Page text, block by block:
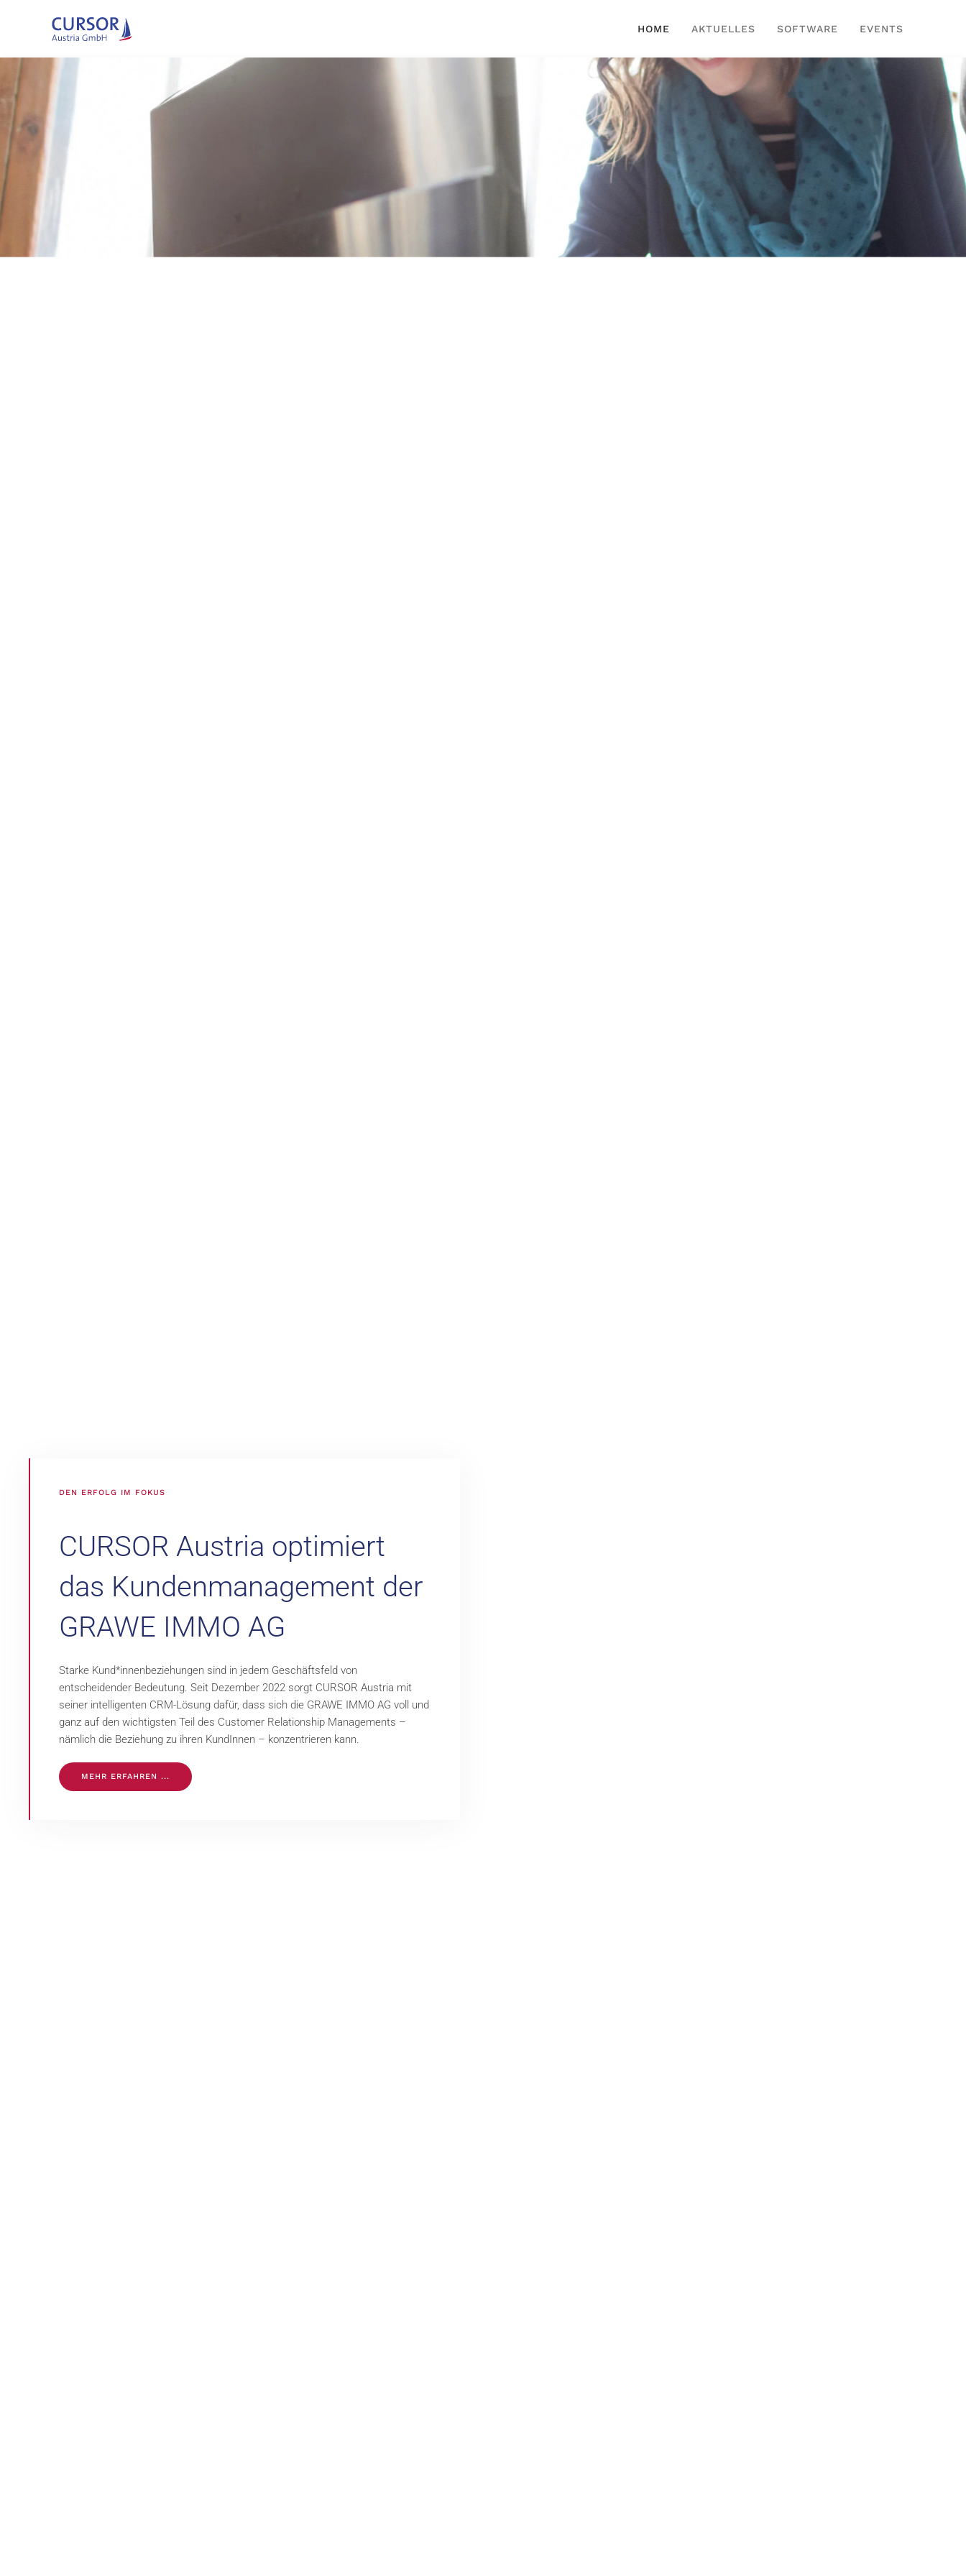
Zum Hauptinhalt springen HOME AKTUELLES SOFTWARE EVENTS
DEN ERFOLG IM FOKUS
CURSOR Austria optimiert
das Kundenmanagement der
GRAWE IMMO AG
Starke Kund*innenbeziehungen sind in jedem Geschäftsfeld von
entscheidender Bedeutung. Seit Dezember 2022 sorgt CURSOR Austria mit
seiner intelligenten CRM-Lösung dafür, dass sich die GRAWE IMMO AG voll und
ganz auf den wichtigsten Teil des Customer Relationship Managements –
nämlich die Beziehung zu ihren KundInnen – konzentrieren kann.
MEHR ERFAHREN ...